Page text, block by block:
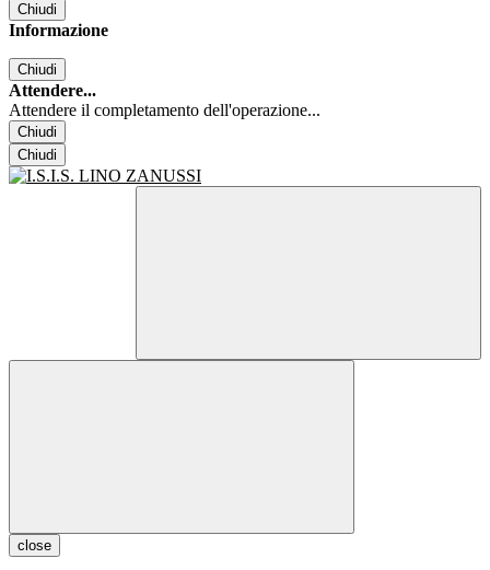
Chiudi
Informazione
Chiudi
Attendere...
Attendere il completamento dell'operazione...
Chiudi
Chiudi
close